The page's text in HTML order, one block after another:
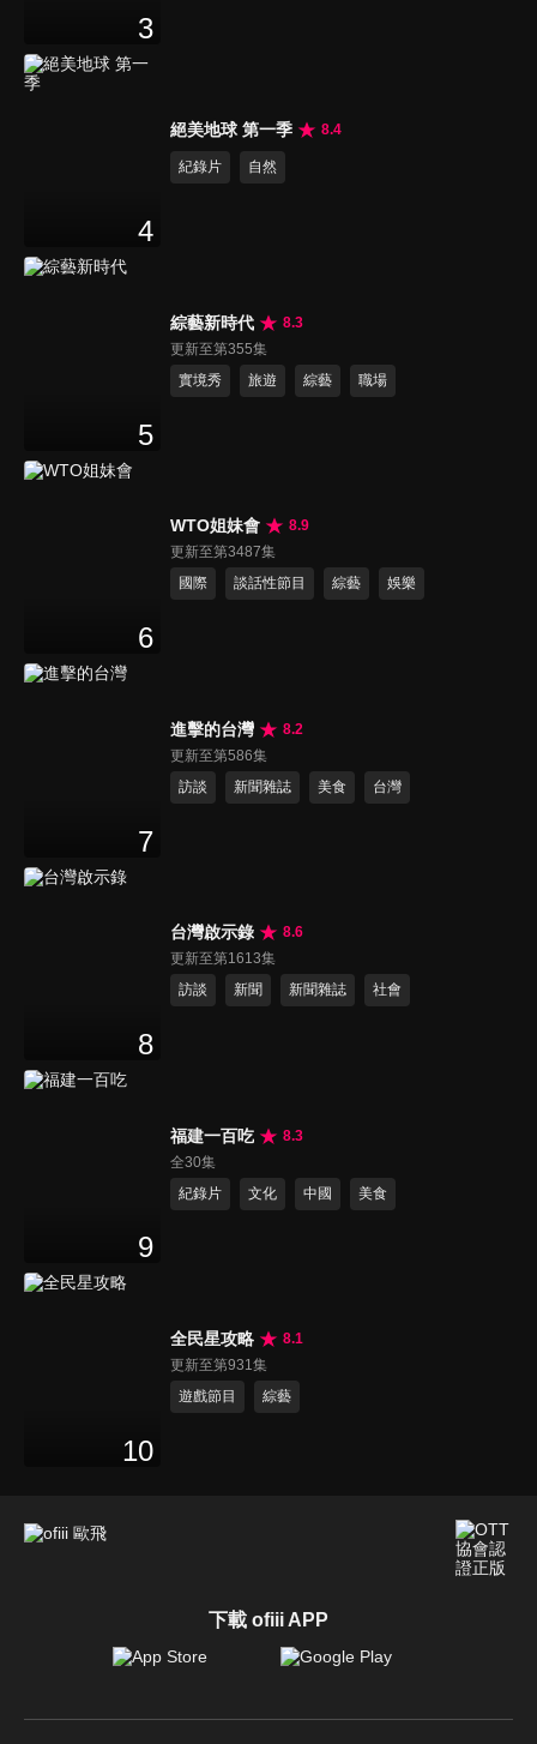
3
4
絕美地球 第一季 8.4
紀錄片 自然
5
綜藝新時代
8.3
更新至第355集
實境秀
旅遊 綜藝 職場
6
WTO姐妹會
8.9
更新至第3487集
國際
談話性節目 綜藝 娛樂
7
進擊的台灣
8.2
更新至第586集
訪談
新聞雜誌 美食 台灣
8
台灣啟示錄
8.6
更新至第1613集
訪談
新聞 新聞雜誌 社會
9
福建一百吃
8.3
全30集
紀錄片
文化 中國 美食
10
全民星攻略
8.1
更新至第931集
遊戲節目
綜藝
下載 ofiii APP